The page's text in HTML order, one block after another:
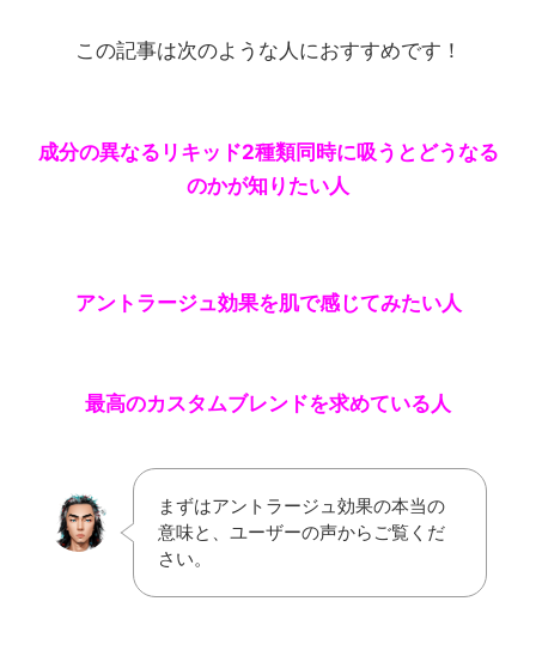
この記事は次のような人におすすめです！
成分の異なるリキッド2種類同時に吸うとどうなる
のかが知りたい人
アントラージュ効果を肌で感じてみたい人
最高のカスタムブレンドを求めている人
まずはアントラージュ効果の本当の
意味と、ユーザーの声からご覧くだ
さい。